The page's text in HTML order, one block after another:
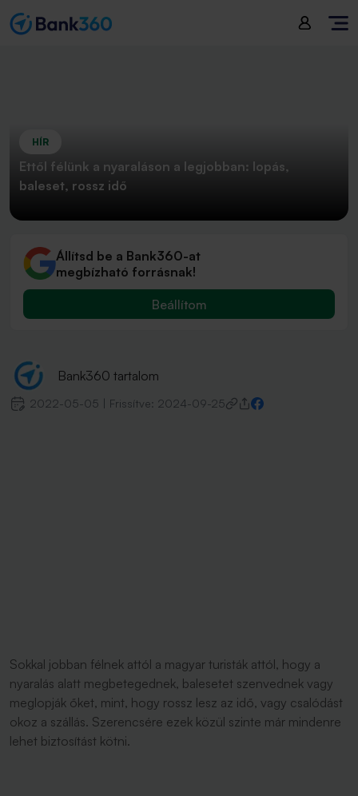
HÍR
Ettől félünk a nyaraláson a legjobban: lopás,
baleset, rossz idő
Állítsd be a Bank360-at
megbízható forrásnak!
Beállítom
Bank360 tartalom
2022-05-05 Frissítve: 2024-09-25
Sokkal jobban félnek attól a magyar turisták attól, hogy a
nyaralás alatt megbetegednek, balesetet szenvednek vagy
meglopják őket, mint, hogy rossz lesz az idő, vagy csalódást
okoz a szállás. Szerencsére ezek közül szinte már mindenre
lehet biztosítást kötni.